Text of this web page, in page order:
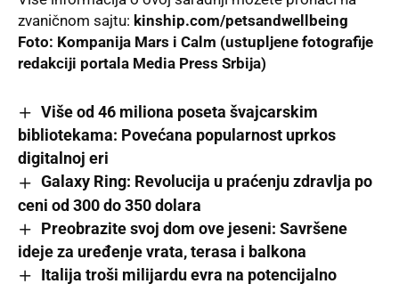
zvaničnom sajtu: kinship.com/petsandwellbeing
Foto: Kompanija Mars i Calm (ustupljene fotografije
redakciji portala Media Press Srbija)
Više od 46 miliona poseta švajcarskim
bibliotekama: Povećana popularnost uprkos
digitalnoj eri
Galaxy Ring: Revolucija u praćenju zdravlja po
ceni od 300 do 350 dolara
Preobrazite svoj dom ove jeseni: Savršene
ideje za uređenje vrata, terasa i balkona
Italija troši milijardu evra na potencijalno